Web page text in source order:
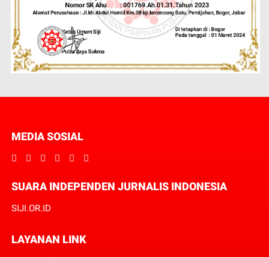
MEDIA SOSIAL
SUARA INDEPENDEN JURNALIS INDONESIA
SIJI.OR.ID
LAYANAN LINK